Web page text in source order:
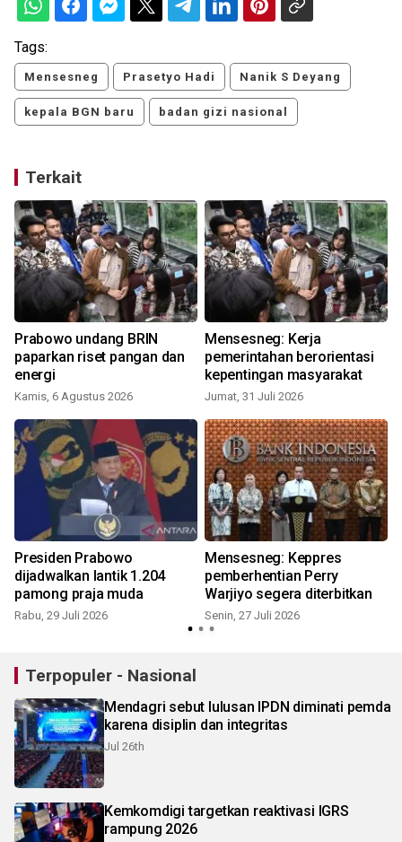
Tags:
Mensesneg Prasetyo Hadi Nanik S Deyang
kepala BGN baru badan gizi nasional
Terkait
Prabowo undang BRIN
paparkan riset pangan dan
energi
Kamis, 6 Agustus 2026
Mensesneg: Kerja
pemerintahan berorientasi
kepentingan masyarakat
Jumat, 31 Juli 2026
Presiden Prabowo
dijadwalkan lantik 1.204
pamong praja muda
Rabu, 29 Juli 2026
Mensesneg: Keppres
pemberhentian Perry
Warjiyo segera diterbitkan
Senin, 27 Juli 2026
Terpopuler - Nasional
Mendagri sebut lulusan IPDN diminati pemda
karena disiplin dan integritas
Jul 26th
Kemkomdigi targetkan reaktivasi IGRS
rampung 2026